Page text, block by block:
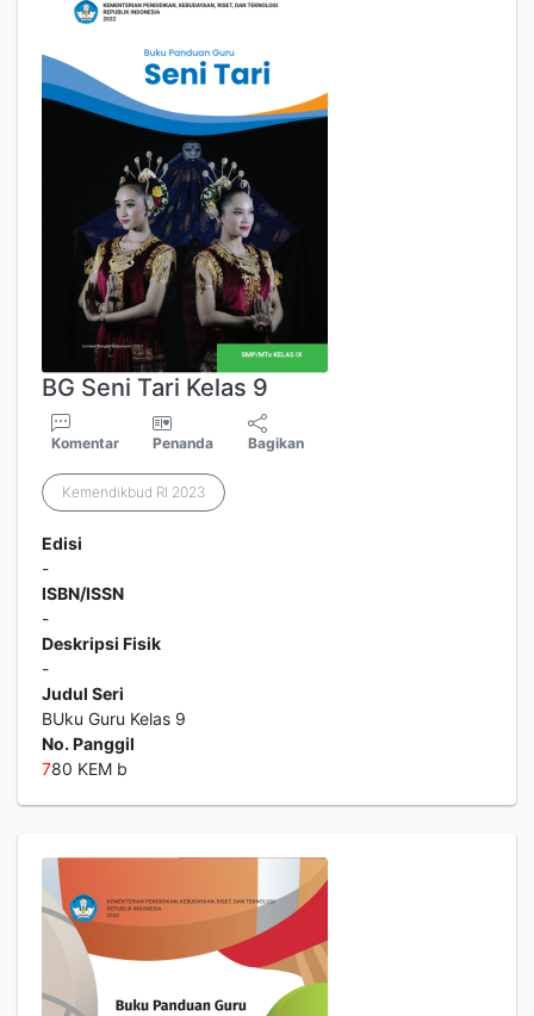
BG Seni Tari Kelas 9
Komentar Penanda Bagikan
Kemendikbud RI 2023
Edisi
-
ISBN/ISSN
-
Deskripsi Fisik
-
Judul Seri
BUku Guru Kelas 9
No. Panggil
780 KEM b